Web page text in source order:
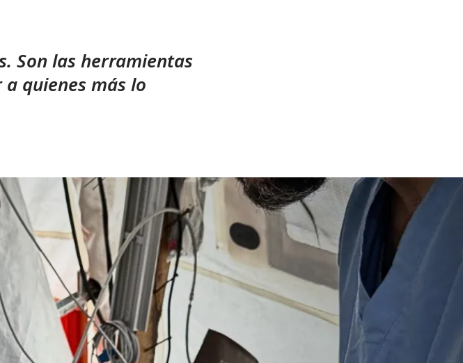
Son las herramientas
quienes más lo